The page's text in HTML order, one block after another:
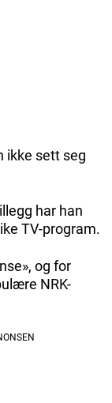
ikke sett seg
har han
TV-program.
og for
NRK-